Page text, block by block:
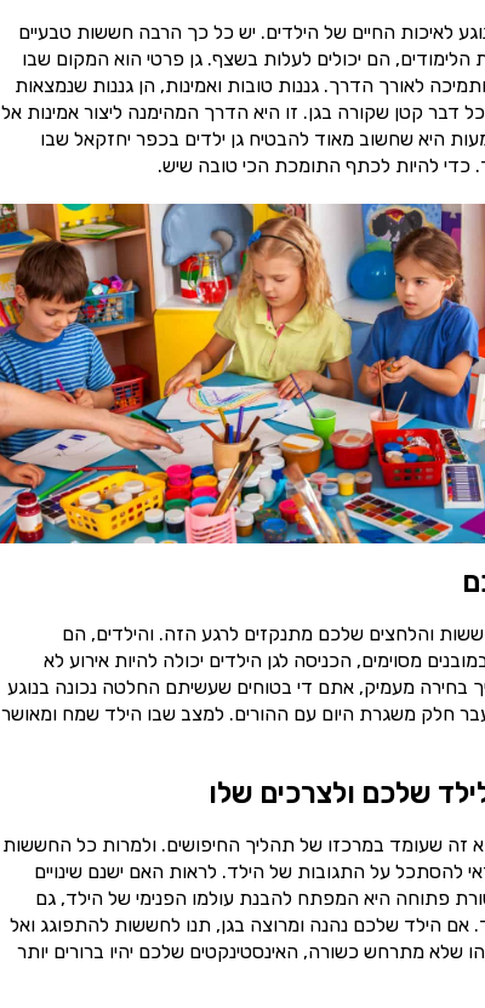
לאיכות החיים של הילדים. יש כל כך הרבה חששות טבעיים
הם יכולים לעלות בשצף. גן פרטי הוא המקום שבו
לאורך הדרך. גננות טובות ואמינות, הן גננות שנמצאות
דבר קטן שקורה בגן. זו היא הדרך המהימנה ליצור אמינות אל
היא שחשוב מאוד להבטיח גן ילדים בכפר יחזקאל שבו
כדי להיות לכתף התומכת הכי טובה שיש.
והלחצים שלכם מתנקזים לרגע הזה. והילדים, הם
מסוימים, הכניסה לגן הילדים יכולה להיות אירוע לא
בחירה מעמיק, אתם די בטוחים שעשיתם החלטה נכונה בנוגע
חלק משגרת היום עם ההורים. למצב שבו הילד שמח ומאושר
שלכם ולצרכים שלו
זה שעומד במרכזו של תהליך החיפושים. ולמרות כל החששות
להסתכל על התגובות של הילד. לראות האם ישנם שינויים
פתוחה היא המפתח להבנת עולמו הפנימי של הילד, גם
אם הילד שלכם נהנה ומרוצה בגן, תנו לחששות להתפוגג ואל
שלא מתרחש כשורה, האינסטינקטים שלכם יהיו ברורים יותר